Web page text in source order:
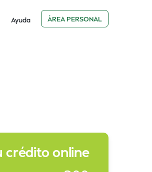
Ayuda ÁREA PERSONAL
crédito online